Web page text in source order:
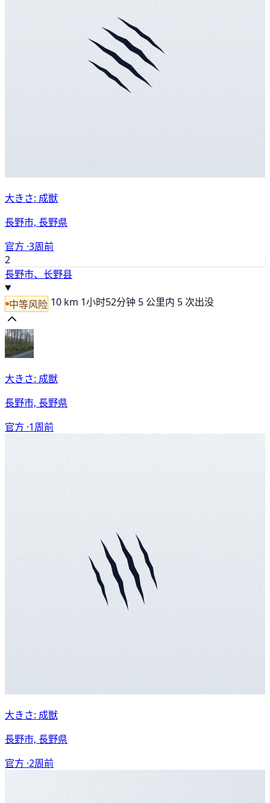
大きさ: 成獣
長野市, 長野県
官方 ·3周前
2
長野市、长野县
中等风险 10 km 1小时52分钟 5 公里内 5 次出没
大きさ: 成獣
長野市, 長野県
官方 ·1周前
大きさ: 成獣
長野市, 長野県
官方 ·2周前